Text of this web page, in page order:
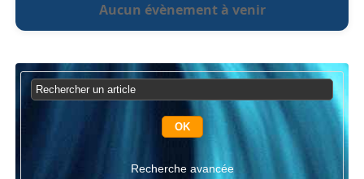
Aucun évènement à venir
Recherche avancée